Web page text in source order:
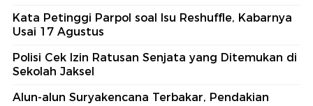
Kata Petinggi Parpol soal Isu Reshuffle, Kabarnya
Usai 17 Agustus
Polisi Cek Izin Ratusan Senjata yang Ditemukan di
Sekolah Jaksel
Alun-alun Suryakencana Terbakar, Pendakian